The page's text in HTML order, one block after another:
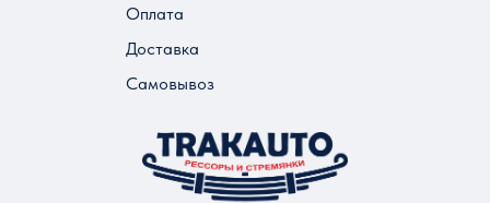
Оплата
Доставка
Самовывоз